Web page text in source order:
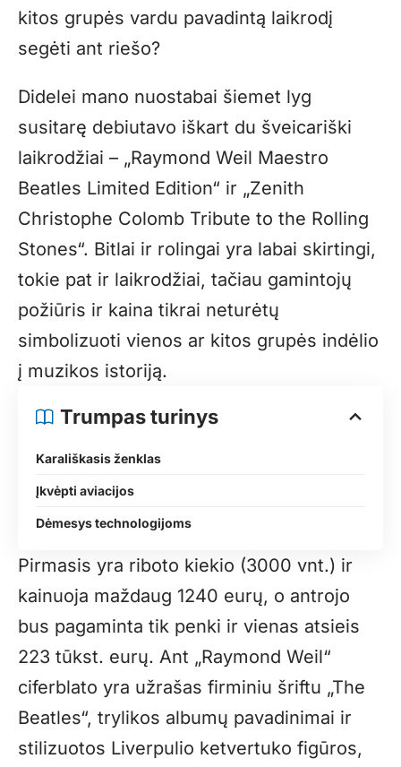
kitos grupės vardu pavadintą laikrodį
segėti ant riešo?
Didelei mano nuostabai šiemet lyg
susitarę debiutavo iškart du šveicariški
laikrodžiai – „Raymond Weil Maestro
Beatles Limited Edition“ ir „Zenith
Christophe Colomb Tribute to the Rolling
Stones“. Bitlai ir rolingai yra labai skirtingi,
tokie pat ir laikrodžiai, tačiau gamintojų
požiūris ir kaina tikrai neturėtų
simbolizuoti vienos ar kitos grupės indėlio
į muzikos istoriją.
Trumpas turinys
Karališkasis ženklas
Įkvėpti aviacijos
Dėmesys technologijoms
Pirmasis yra riboto kiekio (3000 vnt.) ir
kainuoja maždaug 1240 eurų, o antrojo
bus pagaminta tik penki ir vienas atsieis
223 tūkst. eurų. Ant „Raymond Weil“
ciferblato yra užrašas firminiu šriftu „The
Beatles“, trylikos albumų pavadinimai ir
stilizuotos Liverpulio ketvertuko figūros,